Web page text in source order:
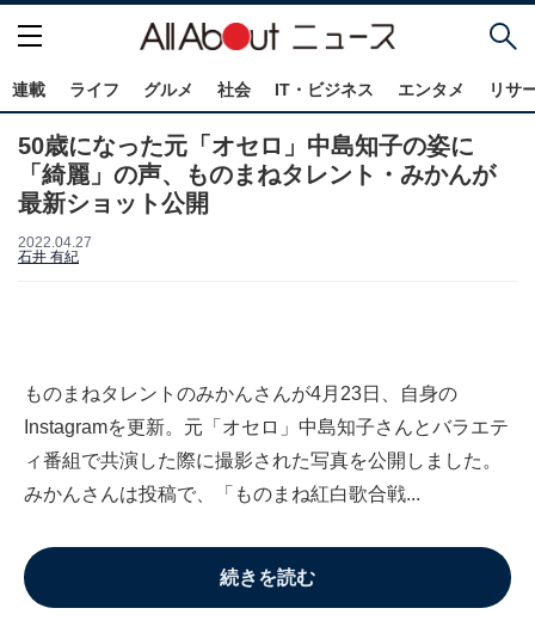
連載 ライフ グルメ 社会 IT・ビジネス エンタメ リサ
50歳になった元「オセロ」中島知子の姿に
「綺麗」の声、ものまねタレント・みかんが
最新ショット公開
2022.04.27
石井 有紀
ものまねタレントのみかんさんが4月23日、自身の
Instagramを更新。元「オセロ」中島知子さんとバラエテ
ィ番組で共演した際に撮影された写真を公開しました。
みかんさんは投稿で、「ものまね紅白歌合戦...
続きを読む